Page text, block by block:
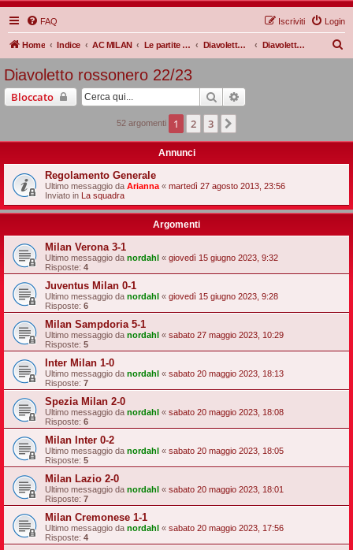
FAQ Login
Iscriviti
Home Indice AC MILAN Le partite Rossonere Diavoletto rossonero Diavoletto rossonero 22/23
Diavoletto rossonero 22/23
Bloccato Cerca
52 argomenti 1 2 3
Annunci
Regolamento Generale
Ultimo messaggio da Arianna « martedì 27 agosto 2013, 23:56
Inviato in La squadra
Argomenti
Milan Verona 3-1
Ultimo messaggio da nordahl « giovedì 15 giugno 2023, 9:32
Risposte: 4
Juventus Milan 0-1
Ultimo messaggio da nordahl « giovedì 15 giugno 2023, 9:28
Risposte: 6
Milan Sampdoria 5-1
Ultimo messaggio da nordahl « sabato 27 maggio 2023, 10:29
Risposte: 5
Inter Milan 1-0
Ultimo messaggio da nordahl « sabato 20 maggio 2023, 18:13
Risposte: 7
Spezia Milan 2-0
Ultimo messaggio da nordahl « sabato 20 maggio 2023, 18:08
Risposte: 6
Milan Inter 0-2
Ultimo messaggio da nordahl « sabato 20 maggio 2023, 18:05
Risposte: 5
Milan Lazio 2-0
Ultimo messaggio da nordahl « sabato 20 maggio 2023, 18:01
Risposte: 7
Milan Cremonese 1-1
Ultimo messaggio da nordahl « sabato 20 maggio 2023, 17:56
Risposte: 4